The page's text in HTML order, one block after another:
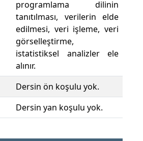
programlama dilinin
tanıtılması, verilerin elde
edilmesi, veri işleme, veri
görselleştirme,
istatistiksel analizler ele
alınır.
Dersin ön koşulu yok.
Dersin yan koşulu yok.